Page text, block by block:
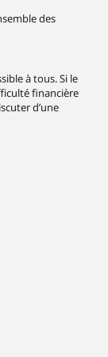
des
à tous. Si le
financière
d’une